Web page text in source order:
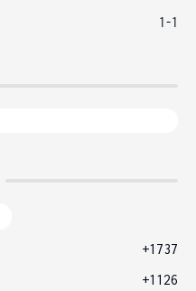
1-1
+1737
+1126